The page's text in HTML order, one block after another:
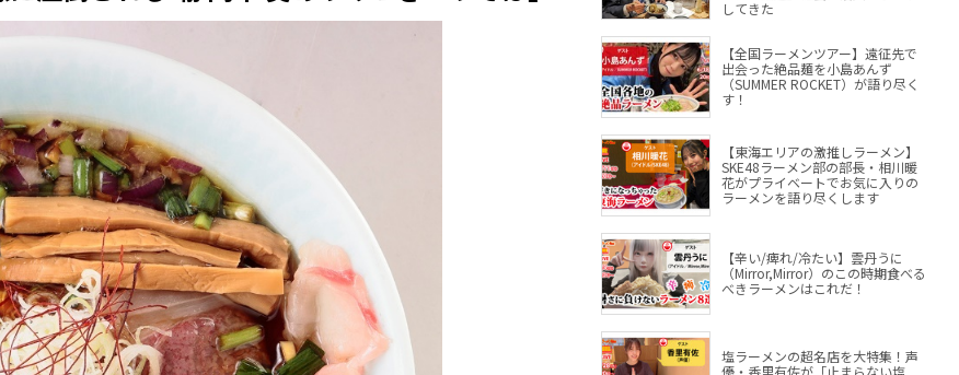
してきた
【全国ラーメンツアー】遠征先で
出会った絶品麺を小島あんず
（SUMMER ROCKET）が語り尽く
す！
【東海エリアの激推しラーメン】
SKE48ラーメン部の部長・相川暖
花がプライベートでお気に入りの
ラーメンを語り尽くします
【辛い/痺れ/冷たい】雲丹うに
（Mirror,Mirror）のこの時期食べる
べきラーメンはこれだ！
塩ラーメンの超名店を大特集！声